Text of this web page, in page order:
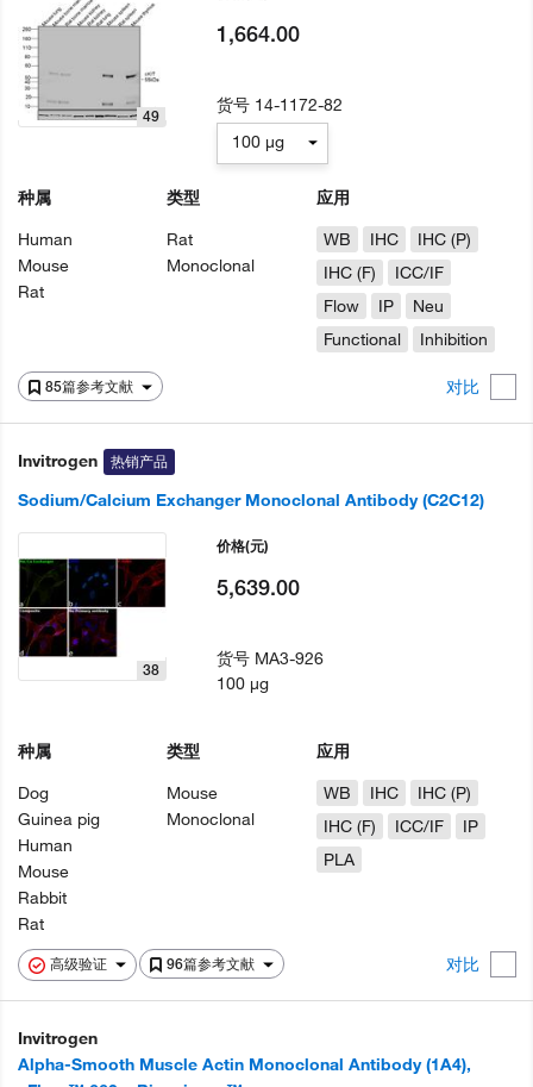
85篇参考文献 对比
49
种属
Human
Mouse
Rat
类型
Rat
Monoclonal
应用
WB
IHC
IHC (P)
IHC (F)
ICC/IF
Flow
IP
Neu
Functional
Inhibition
1,664.00
货号 14-1172-82
100 µg
Invitrogen 热销产品
Sodium/Calcium Exchanger Monoclonal Antibody (C2C12)
高级验证 96篇参考文献 对比
38
种属
Dog
Guinea pig
Human
Mouse
Rabbit
Rat
类型
Mouse
Monoclonal
应用
WB
IHC
IHC (P)
IHC (F)
ICC/IF
IP
PLA
价格(元)
5,639.00
货号 MA3-926
100 µg
Invitrogen
Alpha-Smooth Muscle Actin Monoclonal Antibody (1A4),